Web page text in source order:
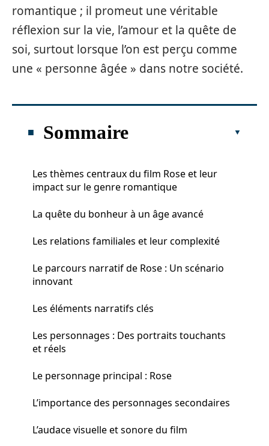
romantique ; il promeut une véritable
réflexion sur la vie, l’amour et la quête de
soi, surtout lorsque l’on est perçu comme
une « personne âgée » dans notre société.
Sommaire
Les thèmes centraux du film Rose et leur
impact sur le genre romantique
La quête du bonheur à un âge avancé
Les relations familiales et leur complexité
Le parcours narratif de Rose : Un scénario
innovant
Les éléments narratifs clés
Les personnages : Des portraits touchants
et réels
Le personnage principal : Rose
L’importance des personnages secondaires
L’audace visuelle et sonore du film